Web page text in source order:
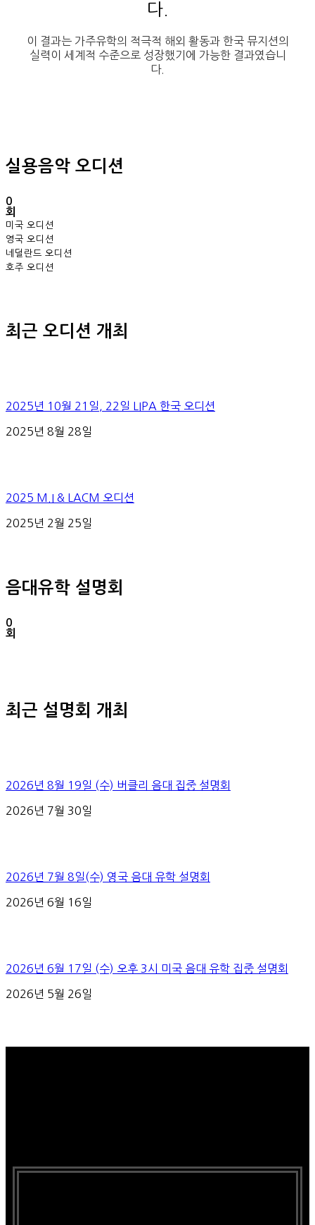
다.
이 결과는 가주유학의 적극적 해외 활동과 한국 뮤지션의
실력이 세계적 수준으로 성장했기에 가능한 결과였습니
다.
실용음악 오디션
0
회
미국 오디션
영국 오디션
네덜란드 오디션
호주 오디션
최근 오디션 개최
2025년 10월 21일, 22일 LIPA 한국 오디션
2025년 8월 28일
2025 M.I & LACM 오디션
2025년 2월 25일
음대유학 설명회
0
회
최근 설명회 개최
2026년 8월 19일 (수) 버클리 음대 집중 설명회
2026년 7월 30일
2026년 7월 8일(수) 영국 음대 유학 설명회
2026년 6월 16일
2026년 6월 17일 (수) 오후 3시 미국 음대 유학 집중 설명회
2026년 5월 26일